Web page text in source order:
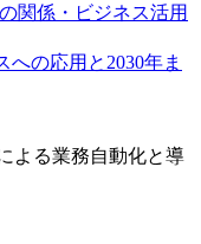
関係・ビジネス活用
の応用と2030年ま
よる業務自動化と導